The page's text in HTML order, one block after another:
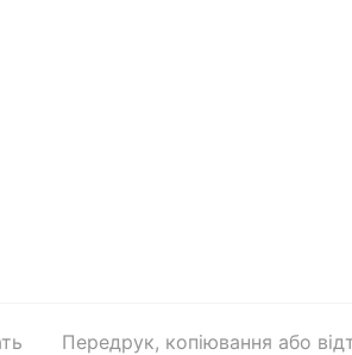
Передрук, копіювання або